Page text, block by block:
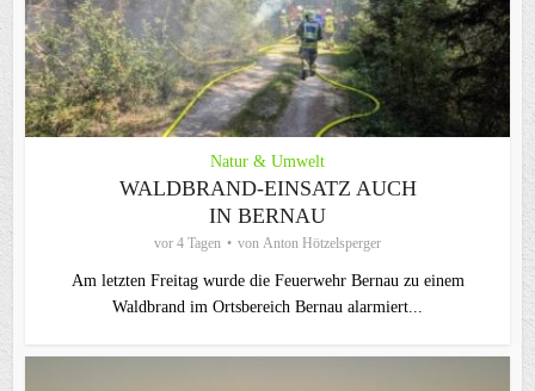
Natur & Umwelt
WALDBRAND-EINSATZ AUCH
IN BERNAU
vor 4 Tagen von Anton Hötzelsperger
Am letzten Freitag wurde die Feuerwehr Bernau zu einem
Waldbrand im Ortsbereich Bernau alarmiert...